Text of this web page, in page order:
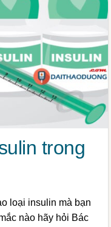
trong
loại insulin mà bạn
nào hãy hỏi Bác